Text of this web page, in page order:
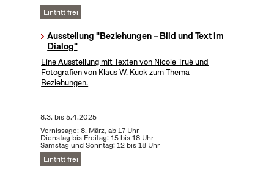
Eintritt frei
Ausstellung "Beziehungen – Bild und Text im
Dialog"
Eine Ausstellung mit Texten von Nicole Truè und
Fotografien von Klaus W. Kuck zum Thema
Beziehungen.
8.3. bis5.4.2025
Vernissage: 8. März, ab 17 Uhr
Dienstag bis Freitag: 15 bis 18 Uhr
Samstag und Sonntag: 12 bis 18 Uhr
Eintritt frei